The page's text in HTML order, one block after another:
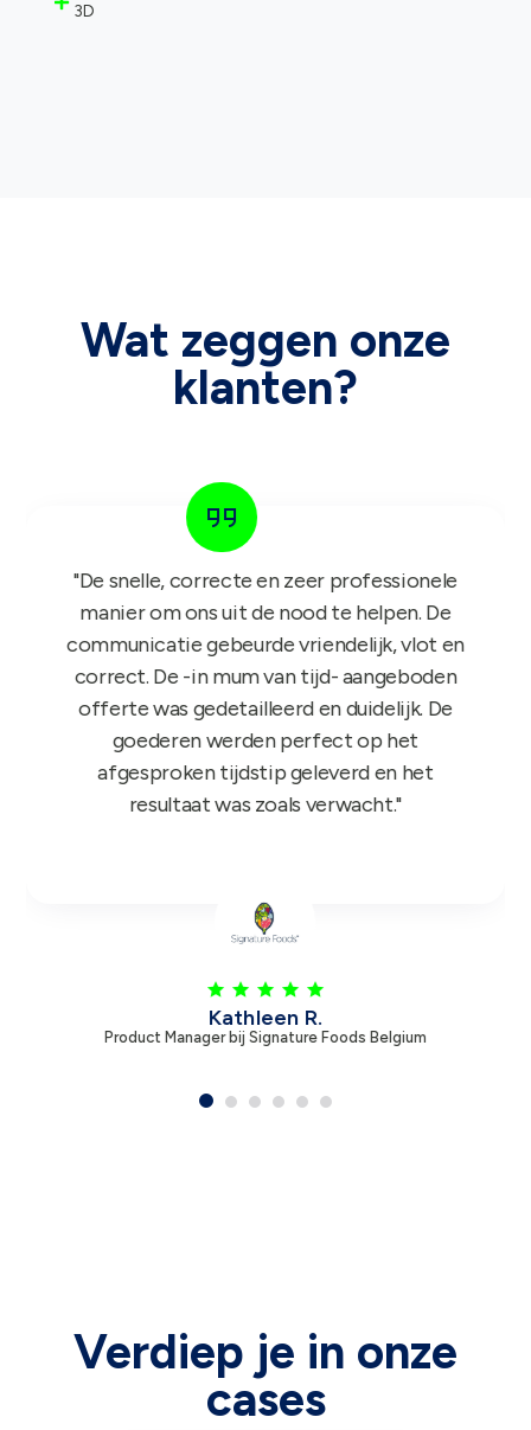
3D
Wat zeggen onze
klanten?
Product Manager bij Zambon
"Het GIFT FOR KIDS project is een succes in
de roos! Onze reps zijn er nu sinds maandag
mee aan de slag en niets dan lovende
feedback dus nogmaals bedankt!"
Verdiep je in onze
cases